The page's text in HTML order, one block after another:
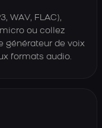
WAV, FLAC),
ou collez
générateur de voix
formats audio.